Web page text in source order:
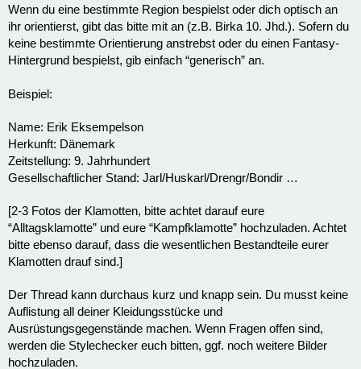
Wenn du eine bestimmte Region bespielst oder dich optisch an
ihr orientierst, gibt das bitte mit an (z.B. Birka 10. Jhd.). Sofern du
keine bestimmte Orientierung anstrebst oder du einen Fantasy-
Hintergrund bespielst, gib einfach “generisch” an.
Beispiel:
Name: Erik Eksempelson
Herkunft: Dänemark
Zeitstellung: 9. Jahrhundert
Gesellschaftlicher Stand: Jarl/Huskarl/Drengr/Bondir …
[2-3 Fotos der Klamotten, bitte achtet darauf eure
“Alltagsklamotte” und eure “Kampfklamotte” hochzuladen. Achtet
bitte ebenso darauf, dass die wesentlichen Bestandteile eurer
Klamotten drauf sind.]
Der Thread kann durchaus kurz und knapp sein. Du musst keine
Auflistung all deiner Kleidungsstücke und
Ausrüstungsgegenstände machen. Wenn Fragen offen sind,
werden die Stylechecker euch bitten, ggf. noch weitere Bilder
hochzuladen.